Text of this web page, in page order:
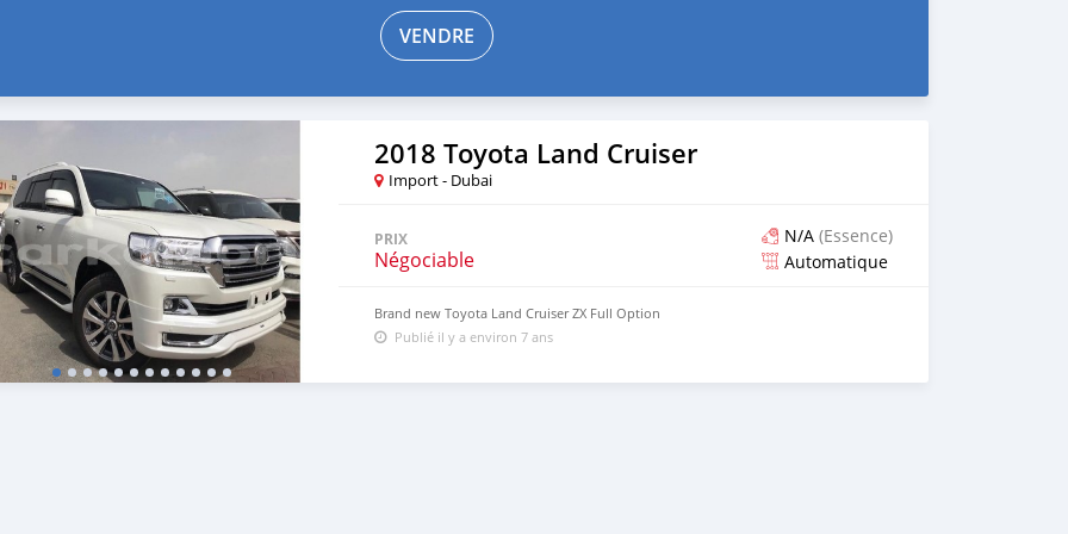
VENDRE
2018 Toyota Land Cruiser
Import - Dubai
PRIX
Négociable
N/A (Essence)
Automatique
Brand new Toyota Land Cruiser ZX Full Option
Publié il y a environ 7 ans